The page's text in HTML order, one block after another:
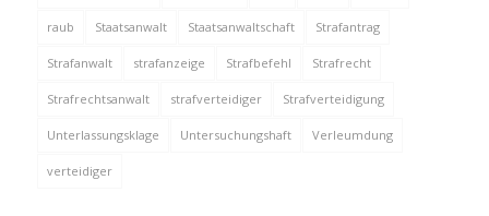
raub Staatsanwalt Staatsanwaltschaft Strafantrag
Strafanwalt strafanzeige Strafbefehl Strafrecht
Strafrechtsanwalt strafverteidiger Strafverteidigung
Unterlassungsklage Untersuchungshaft Verleumdung
verteidiger